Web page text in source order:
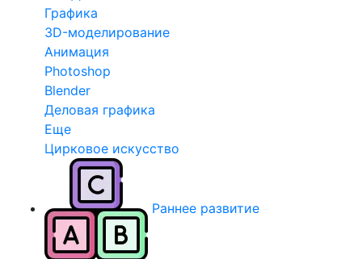
Графика
3D-моделирование
Анимация
Photoshop
Blender
Деловая графика
Еще
Цирковое искусство
Раннее развитие